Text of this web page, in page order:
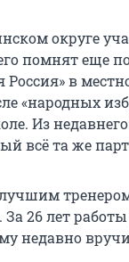
округе
помнят еще
в
«народных
Из
всё та же
26 лет
недавно